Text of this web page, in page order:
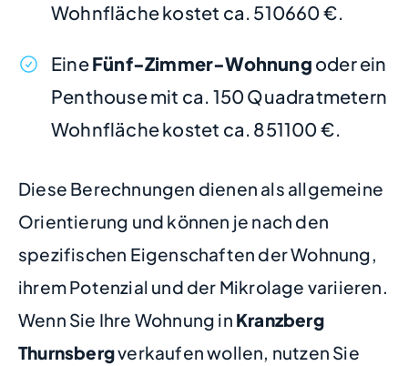
Wohnfläche kostet ca. 510660 €.
EineFünf-Zimmer-Wohnung oder ein
Penthouse mit ca. 150 Quadratmetern
Wohnfläche kostet ca. 851100 €.
Diese Berechnungen dienen als allgemeine
Orientierung und können je nach den
spezifischen Eigenschaften der Wohnung,
ihrem Potenzial und der Mikrolage variieren.
Wenn Sie Ihre Wohnung in Kranzberg
Thurnsbergverkaufen wollen, nutzen Sie